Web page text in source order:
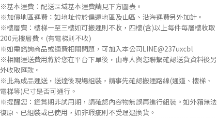
※基本運費：配送區域基本運費請見下方圖表。
※加價地區運費：如地址位於偏遠地區及山區、沿海運費另外加計。
※樓層費：樓梯一至三樓如可搬運則不收，四樓(含)以上每件每層樓收取
200元樓層費。(有電梯則不收)
※如需諮詢商品或運費相關問題，可加入本公司LINE@237uxcbl
※相關運送費用將於您在平台下單後，由專人與您聯繫確認送貨資料後另
外收取匯款。
※此為成品運送，送達後現場組裝，請事先確認搬運路線(通道、樓梯、
電梯等)尺寸是否可通行。
※提醒您：鑑賞期非試用期，請確認內容物無誤再進行組裝。如外箱無法
復原、已組裝或已使用，如非瑕疵則不受理退換貨。